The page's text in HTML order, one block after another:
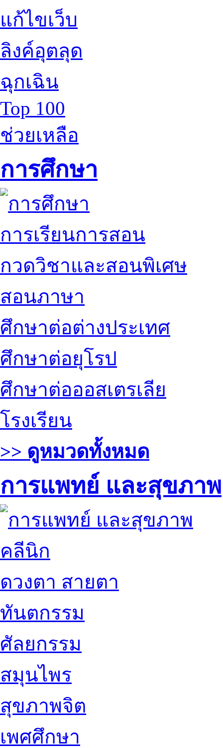
แก้ไขเว็บ
ลิงค์อุตลุด
ฉุกเฉิน
Top 100
ช่วยเหลือ
การศึกษา
การเรียนการสอน
กวดวิชาและสอนพิเศษ
สอนภาษา
ศึกษาต่อต่างประเทศ
ศึกษาต่อยุโรป
ศึกษาต่อออสเตรเลีย
โรงเรียน
>> ดูหมวดทั้งหมด
การแพทย์ และสุขภาพ
คลีนิก
ดวงตา สายตา
ทันตกรรม
ศัลยกรรม
สมุนไพร
สุขภาพจิต
เพศศึกษา